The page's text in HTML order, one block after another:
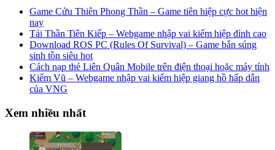
Game Cửu Thiên Phong Thần – Game tiên hiệp cực hot hiện
nay
Tải Thần Tiên Kiếp – Webgame nhập vai kiếm hiệp đỉnh cao
Download ROS PC (Rules Of Survival) – Game bắn súng
sinh tồn siêu hot
Cách nạp thẻ Liên Quân Mobile trên điện thoại hoặc máy tính
Kiếm Vũ – Webgame nhập vai kiếm hiệp giang hồ hấp dẫn
của VNG
Xem nhiều nhất